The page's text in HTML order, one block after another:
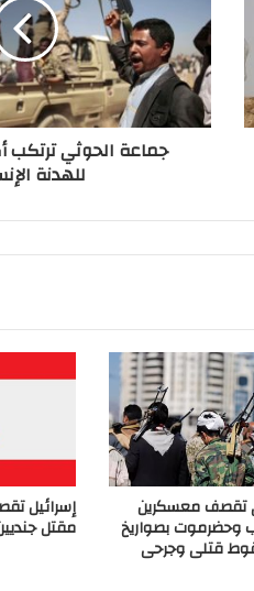
جماعة الحوثي ترتكب
للهدنة
تقصف معسكرين
وحضرموت بصواريخ
قتلى وجرحى
إسرائيل
مقتل